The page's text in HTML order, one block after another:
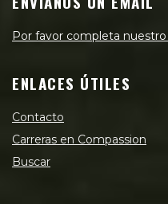
Por favor completa
ENLACES ÚTILES
Contacto
Carreras en Compassion
Buscar